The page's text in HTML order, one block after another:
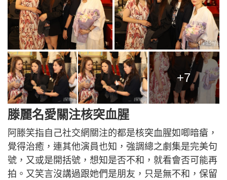
+7
滕麗名愛關注核突血腥
阿滕笑指自己社交網關注的都是核突血腥如唧暗瘡，
覺得治癒，連其他演員也知，強調總之劇集是完美句
號，又或是開括號，想知是否不和，就看會否可能再
拍。又笑言沒講過跟她們是朋友，只是無不和，保留